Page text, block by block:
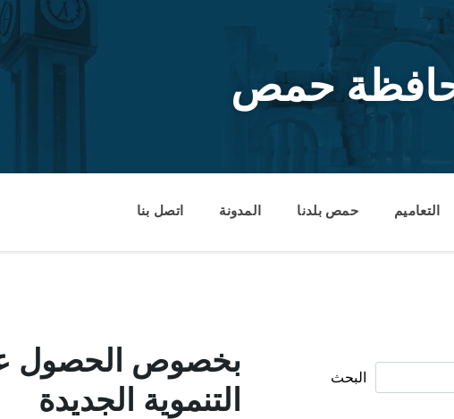
حمص
التعاميم حمص بلدنا المدونة اتصل بنا
بخصوص الحصول
التنموية الجديدة
البحث